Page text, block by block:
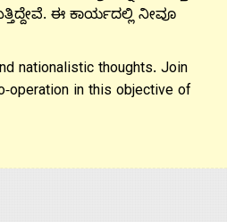
ಈ ಕಾರ್ಯದಲ್ಲಿ ನೀವೂ
nationalistic thoughts. Join
operation in this objective of